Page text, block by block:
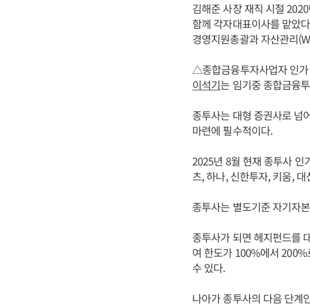
김해준 사장 재직 시절
함께 각자대표이사를 맡았
경영지원총괄과 자산관리
△종합금융투자사업자 인
이석기는 임기중 종합금융
종투사는 대형 증권사로 넘
마련에 필수적이다.
2025년 8월 현재 종투사 인
츠, 하나, 신한투자, 키움,
종투사는 별도기준 자기자
종투사가 되면 헤지펀드를
여 한도가 100%에서
수 있다.
나아가 종투사의 다음 단계